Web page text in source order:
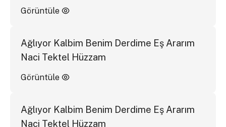
Görüntüle
Ağlıyor Kalbim Benim Derdime Eş Ararım
Naci Tektel Hüzzam
Görüntüle
Ağlıyor Kalbim Benim Derdime Eş Ararım
Naci Tektel Hüzzam